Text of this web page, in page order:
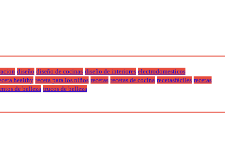
diseño diseño de cocinas diseño de interiores electrodomesticos
healthy receta para los niños recetas recetas de cocina recetasfáciles recetas
de belleza trucos de belleza